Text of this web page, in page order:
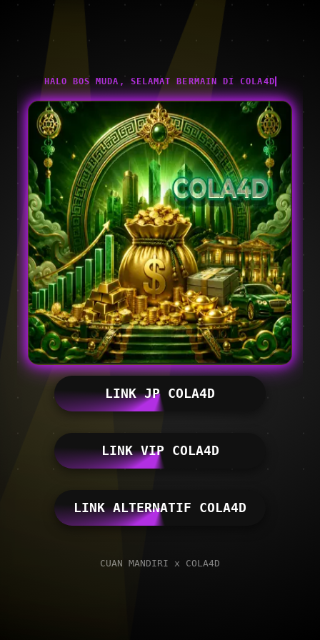
HALO BOS MUDA, SELAMAT BERMAIN DI COLA4D
LINK JP COLA4D
LINK VIP COLA4D
LINK ALTERNATIF COLA4D
CUAN MANDIRI x COLA4D